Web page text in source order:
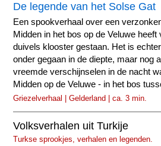
De legende van het Solse Gat
Een spookverhaal over een
Midden in het bos op de Veluwe heeft
duivels klooster gestaan. Het is
onder gegaan in de diepte, maar nog
vreemde verschijnselen in de nacht
Midden op de Veluwe - in het bos
Griezelverhaal | Gelderland | ca. 3 min.
Volksverhalen uit Turkije
Turkse sprookjes, verhalen en legenden.